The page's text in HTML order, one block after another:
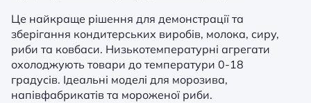
Це найкраще рішення для демонстрації та
зберігання кондитерських виробів, молока, сиру,
риби та ковбаси. Низькотемпературні агрегати
охолоджують товари до температури 0-18
градусів. Ідеальні моделі для морозива,
напівфабрикатів та мороженої риби.